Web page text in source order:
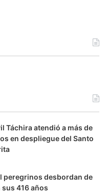
Táchira atendió a más de
en despliegue del Santo
peregrinos desbordan de
sus 416 años